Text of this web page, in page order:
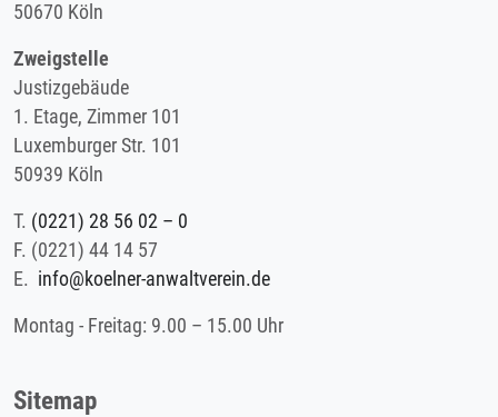
50670 Köln
Zweigstelle
Justizgebäude
1. Etage, Zimmer 101
Luxemburger Str. 101
50939 Köln
T. (0221) 28 56 02 – 0
F. (0221) 44 14 57
E. info@koelner-anwaltverein.de
Montag - Freitag: 9.00 – 15.00 Uhr
Sitemap